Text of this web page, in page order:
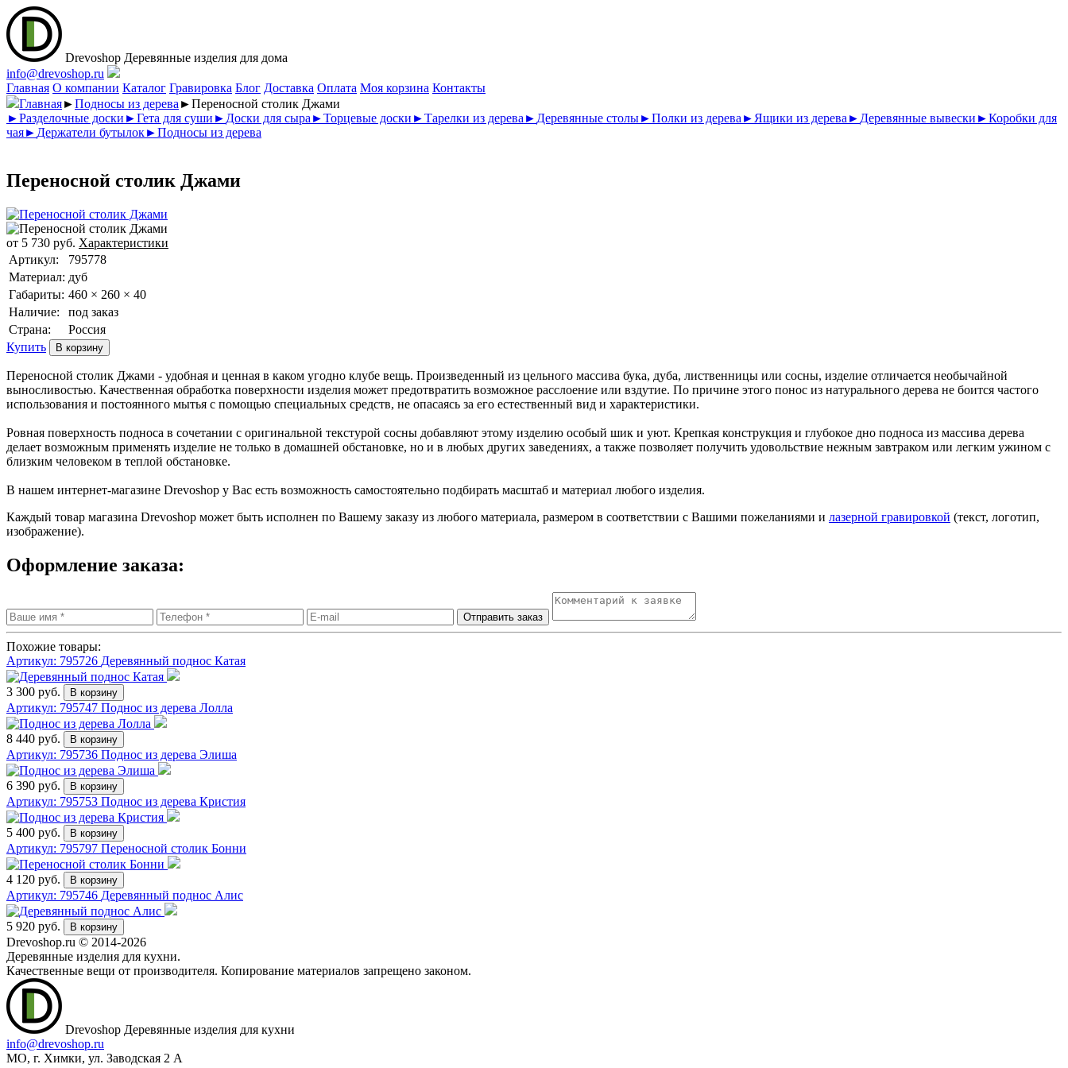
Drevoshop Деревянные изделия для дома
info@drevoshop.ru
Главная О компании Каталог Гравировка Блог Доставка Оплата Моя корзина Контакты
Главная►Подносы из дерева ►Переносной столик Джами
►Разделочные доски ►Гета для суши ► Доски для сыра ►Торцевые доски ►Тарелки из дерева ► Деревянные столы►Полки из дерева ► Ящики из дерева ► Деревянные вывески ►Коробки для
чая► Держатели бутылок►Подносы из дерева
Переносной столик Джами
от 5 730 руб. Характеристики
Артикул:
795778
Материал: дуб
Габариты: 460 × 260 × 40
Наличие:
под заказ
Страна:
Россия
Купить
Переносной столик Джами - удобная и ценная в каком угодно клубе вещь. Произведенный из цельного массива бука, дуба, лиственницы или сосны, изделие отличается необычайной
выносливостью. Качественная обработка поверхности изделия может предотвратить возможное расслоение или вздутие. По причине этого понос из натурального дерева не боится частого
использования и постоянного мытья с помощью специальных средств, не опасаясь за его естественный вид и характеристики.
Ровная поверхность подноса в сочетании с оригинальной текстурой сосны добавляют этому изделию особый шик и уют. Крепкая конструкция и глубокое дно подноса из массива дерева
делает возможным применять изделие не только в домашней обстановке, но и в любых других заведениях, а также позволяет получить удовольствие нежным завтраком или легким ужином с
близким человеком в теплой обстановке.
В нашем интернет-магазине Drevoshop у Вас есть возможность самостоятельно подбирать масштаб и материал любого изделия.
Каждый товар магазина Drevoshop может быть исполнен по Вашему заказу из любого материала, размером в соответствии с Вашими пожеланиями и лазерной гравировкой (текст, логотип,
изображение).
Оформление заказа:
Похожие товары:
Артикул: 795726 Деревянный поднос Катая
3 300 руб.
Артикул: 795747 Поднос из дерева Лолла
8 440 руб.
Артикул: 795736 Поднос из дерева Элиша
6 390 руб.
Артикул: 795753 Поднос из дерева Кристия
5 400 руб.
Артикул: 795797 Переносной столик Бонни
4 120 руб.
Артикул: 795746 Деревянный поднос Алис
5 920 руб.
Drevoshop.ru © 2014-2026
Деревянные изделия для кухни.
Качественные вещи от производителя. Копирование материалов запрещено законом.
Drevoshop Деревянные изделия для кухни
info@drevoshop.ru
МО, г. Химки, ул. Заводская 2 A